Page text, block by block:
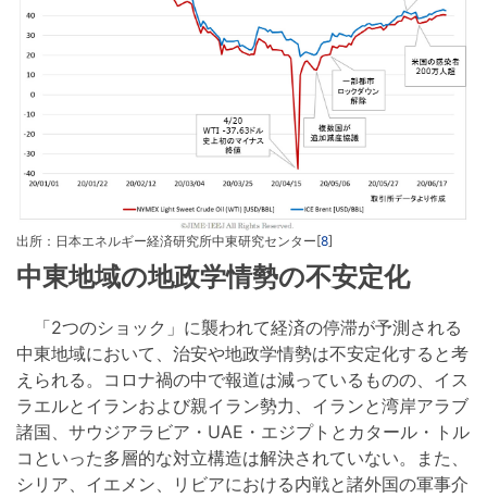
出所：日本エネルギー経済研究所中東研究センター[8]
中東地域の地政学情勢の不安定化
「2つのショック」に襲われて経済の停滞が予測される
中東地域において、治安や地政学情勢は不安定化すると考
えられる。コロナ禍の中で報道は減っているものの、イス
ラエルとイランおよび親イラン勢力、イランと湾岸アラブ
諸国、サウジアラビア・UAE・エジプトとカタール・トル
コといった多層的な対立構造は解決されていない。また、
シリア、イエメン、リビアにおける内戦と諸外国の軍事介